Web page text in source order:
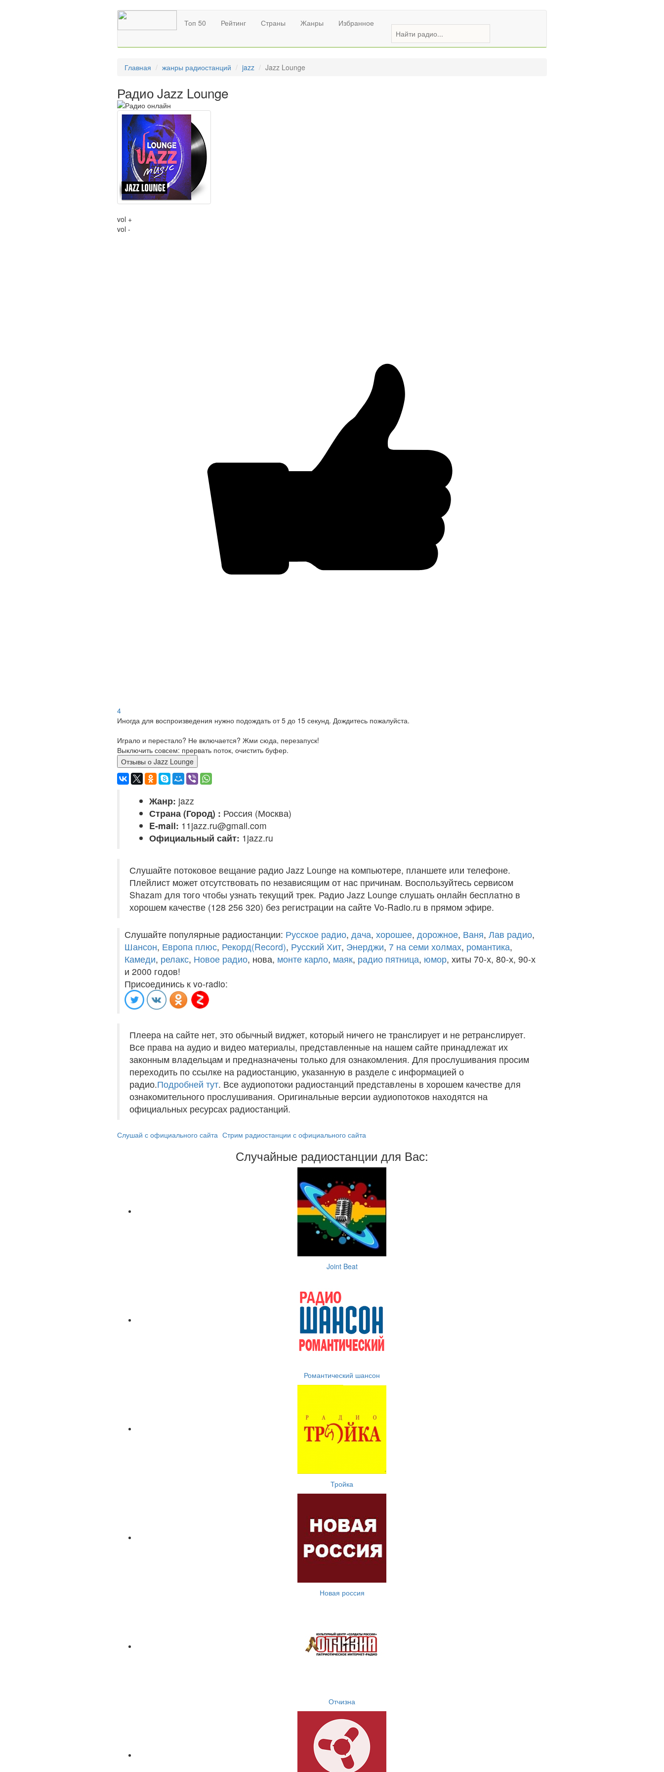
Топ 50 Рейтинг Страны Жанры Избранное
Главная жанры радиостанций jazz Jazz Lounge
Радио Jazz Lounge
vol +
vol -
4
Иногда для воспроизведения нужно подождать от 5 до 15 секунд. Дождитесь пожалуйста.
Играло и перестало? Не включается? Жми сюда, перезапуск!
Выключить совсем: прервать поток, очистить буфер.
Отзывы о Jazz Lounge
Жанр: jazz
Страна (Город) : Россия (Москва)
E-mail: 11jazz.ru@gmail.com
Официальный сайт: 1jazz.ru
Слушайте потоковое вещание радио Jazz Lounge на компьютере, планшете или телефоне.
Плейлист может отсутствовать по независящим от нас причинам. Воспользуйтесь сервисом
Shazam для того чтобы узнать текущий трек. Радио Jazz Lounge слушать онлайн бесплатно в
хорошем качестве (128 256 320) без регистрации на сайте Vo-Radio.ru в прямом эфире.
Слушайте популярные радиостанции: Русское радио, дача, хорошее, дорожное, Ваня, Лав радио,
Шансон, Европа плюс, Рекорд(Record), Русский Хит, Энерджи, 7 на семи холмах, романтика,
Камеди, релакс, Новое радио, нова, монте карло, маяк, радио пятница, юмор, хиты 70-х, 80-х, 90-х
и 2000 годов!
Присоединись к vo-radio:
Плеера на сайте нет, это обычный виджет, который ничего не транслирует и не ретранслирует.
Все права на аудио и видео материалы, представленные на нашем сайте принадлежат их
законным владельцам и предназначены только для ознакомления. Для прослушивания просим
переходить по ссылке на радиостанцию, указанную в разделе с информацией о
радио.Подробней тут. Все аудиопотоки радиостанций представлены в хорошем качестве для
ознакомительного прослушивания. Оригинальные версии аудиопотоков находятся на
официальных ресурсах радиостанций.
Слушай с официального сайта Стрим радиостанции с официального сайта
Случайные радиостанции для Вас:
Joint Beat
Романтический шансон
Тройка
Новая россия
Отчизна